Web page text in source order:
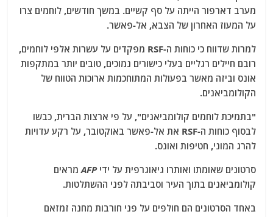
מערב דארפור הייתה על סף קשיים. במשך חודשים, לוחמים צרו
על המעוז האחרון של הצבא, אל-פאשר.
למרות שדווח כי כוחות ה-RSF מפקדים על עשרות אלפי לוחמים,
רובם חיילים רגליים בעלי כישורים נמוכים, טובים יותר במתקפות
אונס וביזה מאשר בפעולות המתוחכמות ארוכות הטווח של
הקולומביאנים.
"בתמיכת לוחמים קולומביאנים", על פי ארצות הברית, כבשו
לבסוף כוחות ה-RSF את אל-פאשר באוקטובר, על רקע עדויות
להרג המוני, חטיפות ואונס.
סרטונים שאומתו ואותרו גיאוגרפית על ידיAFP מראים
קולומביאנים בתוך העיר וסביבתה לפני ההשתלטות.
באחד הסרטונים הם חולפים על פני חורבות מחנה זמזאם